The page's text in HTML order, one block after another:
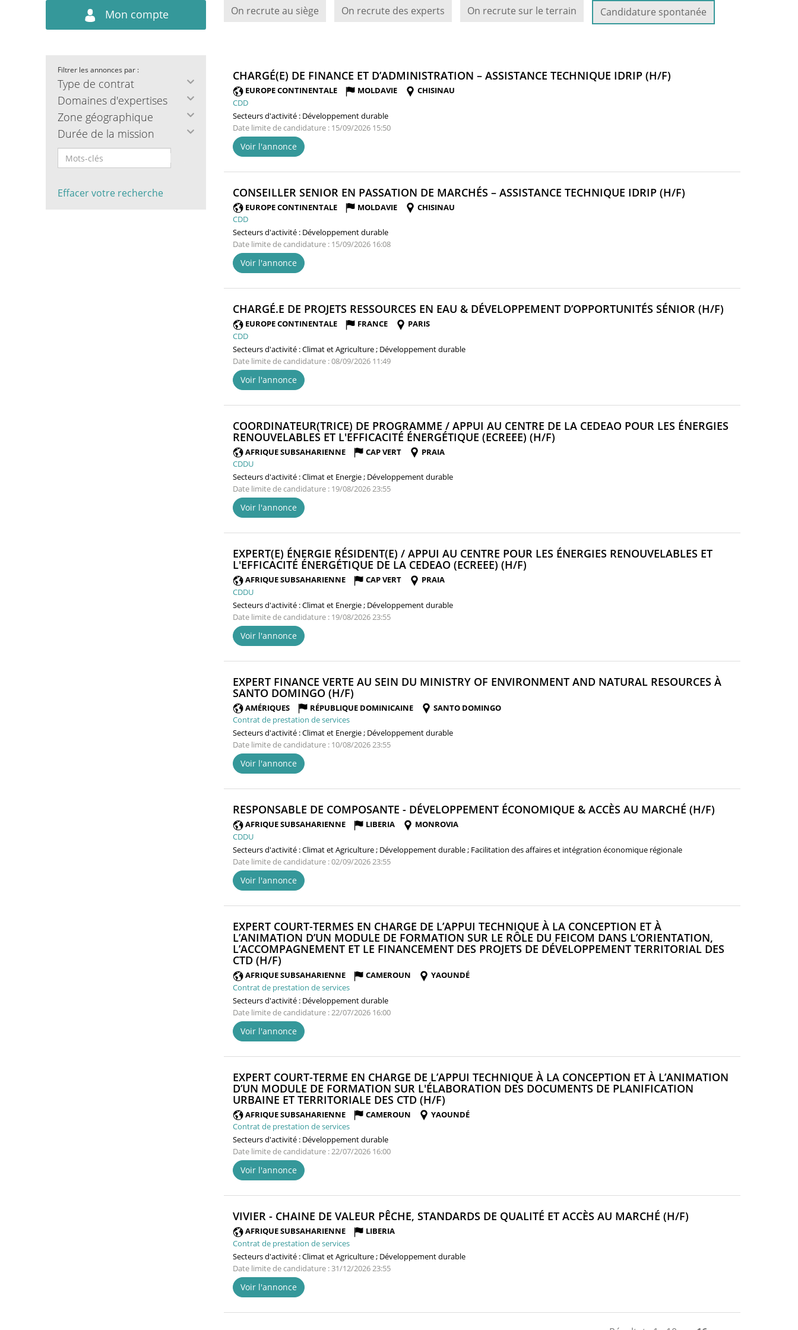
Mon compte On recrute au siège On recrute des experts On recrute sur le terrain Candidature spontanée
Filtrer les annonces par :
Type de contrat
Domaines d'expertises
Zone géographique
Durée de la mission
Effacer votre recherche
CHARGÉ(E) DE FINANCE ET D’ADMINISTRATION – ASSISTANCE TECHNIQUE IDRIP (H/F)
EUROPE CONTINENTALE MOLDAVIE
CHISINAU
CDD
Secteurs d'activité : Développement durable
Date limite de candidature : 15/09/2026 15:50
Voir l'annonce
CONSEILLER SENIOR EN PASSATION DE MARCHÉS – ASSISTANCE TECHNIQUE IDRIP (H/F)
EUROPE CONTINENTALE MOLDAVIE
CHISINAU
CDD
Secteurs d'activité : Développement durable
Date limite de candidature : 15/09/2026 16:08
Voir l'annonce
CHARGÉ.E DE PROJETS RESSOURCES EN EAU & DÉVELOPPEMENT D’OPPORTUNITÉS SÉNIOR (H/F)
EUROPE CONTINENTALE FRANCE
PARIS
CDD
Secteurs d'activité :Climat et Agriculture ; Développement durable
Date limite de candidature : 08/09/2026 11:49
Voir l'annonce
COORDINATEUR(TRICE) DE PROGRAMME / APPUI AU CENTRE DE LA CEDEAO POUR LES ÉNERGIES
RENOUVELABLES ET L'EFFICACITÉ ÉNERGÉTIQUE (ECREEE) (H/F)
AFRIQUE SUBSAHARIENNE CAP VERT
PRAIA
CDDU
Secteurs d'activité :Climat et Energie ; Développement durable
Date limite de candidature : 19/08/2026 23:55
Voir l'annonce
EXPERT(E) ÉNERGIE RÉSIDENT(E) / APPUI AU CENTRE POUR LES ÉNERGIES RENOUVELABLES ET
L'EFFICACITÉ ÉNERGÉTIQUE DE LA CEDEAO (ECREEE) (H/F)
AFRIQUE SUBSAHARIENNE CAP VERT
PRAIA
CDDU
Secteurs d'activité :Climat et Energie ; Développement durable
Date limite de candidature : 19/08/2026 23:55
Voir l'annonce
EXPERT FINANCE VERTE AU SEIN DU MINISTRY OF ENVIRONMENT AND NATURAL RESOURCES À
SANTO DOMINGO (H/F)
FENÊTRE)
AMÉRIQUES RÉPUBLIQUE DOMINICAINE
SANTO DOMINGO
Contrat de prestation de services
Secteurs d'activité :Climat et Energie ; Développement durable
Date limite de candidature : 10/08/2026 23:55
Voir l'annonce
RESPONSABLE DE COMPOSANTE - DÉVELOPPEMENT ÉCONOMIQUE & ACCÈS AU MARCHÉ (H/F)
AFRIQUE SUBSAHARIENNE LIBERIA
MONROVIA
CDDU
Secteurs d'activité :Climat et Agriculture ; Développement durable ; Facilitation des affaires et intégration économique régionale
Date limite de candidature : 02/09/2026 23:55
Voir l'annonce
EXPERT COURT-TERMES EN CHARGE DE L’APPUI TECHNIQUE À LA CONCEPTION ET À
L’ANIMATION D’UN MODULE DE FORMATION SUR LE RÔLE DU FEICOM DANS L’ORIENTATION,
L’ACCOMPAGNEMENT ET LE FINANCEMENT DES PROJETS DE DÉVELOPPEMENT TERRITORIAL DES
CTD (H/F)
FENÊTRE)
AFRIQUE SUBSAHARIENNE CAMEROUN
YAOUNDÉ
Contrat de prestation de services
Secteurs d'activité : Développement durable
Date limite de candidature : 22/07/2026 16:00
Voir l'annonce
EXPERT COURT-TERME EN CHARGE DE L’APPUI TECHNIQUE À LA CONCEPTION ET À L’ANIMATION
D’UN MODULE DE FORMATION SUR L'ÉLABORATION DES DOCUMENTS DE PLANIFICATION
URBAINE ET TERRITORIALE DES CTD (H/F)
FENÊTRE)
AFRIQUE SUBSAHARIENNE CAMEROUN
YAOUNDÉ
Contrat de prestation de services
Secteurs d'activité : Développement durable
Date limite de candidature : 22/07/2026 16:00
Voir l'annonce
VIVIER - CHAINE DE VALEUR PÊCHE, STANDARDS DE QUALITÉ ET ACCÈS AU MARCHÉ (H/F)
AFRIQUE SUBSAHARIENNE
LIBERIA
Contrat de prestation de services
Secteurs d'activité :Climat et Agriculture ; Développement durable
Date limite de candidature : 31/12/2026 23:55
Voir l'annonce